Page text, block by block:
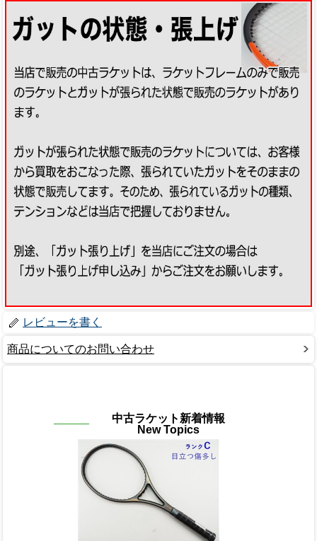
レビューを書く
商品についてのお問い合わせ
中古ラケット新着情報
New Topics